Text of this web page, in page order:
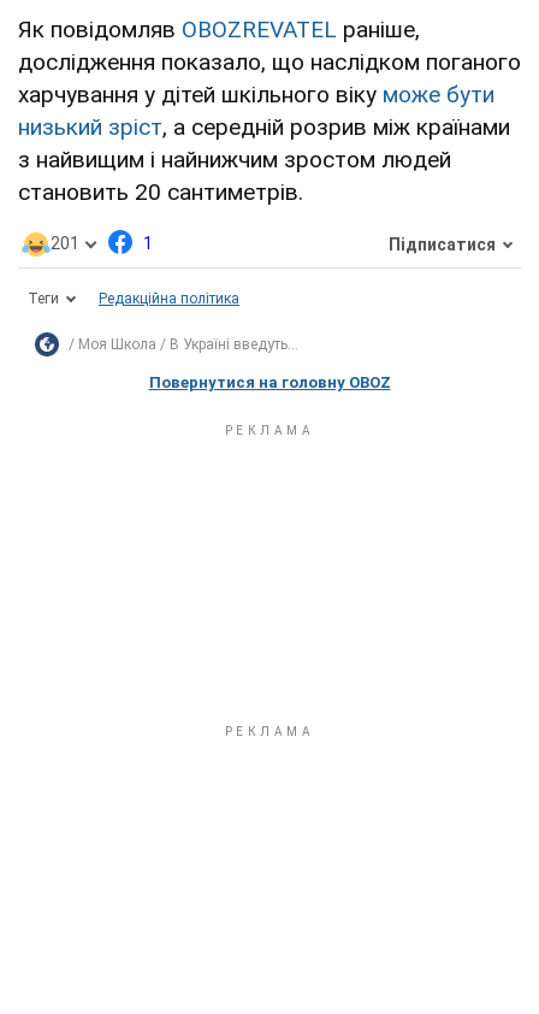
Як повідомляв OBOZREVATEL раніше,
дослідження показало, що наслідком поганого
харчування у дітей шкільного віку може бути
низький зріст, а середній розрив між країнами
з найвищим і найнижчим зростом людей
становить 20 сантиметрів.
201 1 Підписатися
Теги Редакційна політика
Моя Школа В Україні введуть...
Повернутися на головну OBOZ